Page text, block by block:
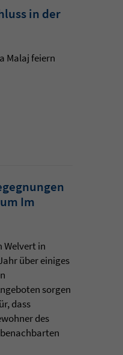
in der
Malaj feiern
Im
Welvert in
über einiges
sorgen
dass
des